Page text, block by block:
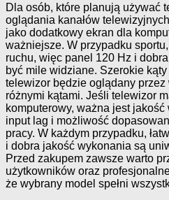
Dla osób, które planują używać
oglądania kanałów
jako dodatkowy ekran dla
ważniejsze. W przypadku
ruchu, więc panel 120 Hz i
być mile widziane. Szerokie
telewizor będzie oglądany
różnymi kątami. Jeśli telewizor
komputerowy, ważna jest
input lag i możliwość
pracy. W każdym przypadku,
i dobra jakość wykonania są
Przed zakupem zawsze warto
użytkowników oraz
że wybrany model spełni